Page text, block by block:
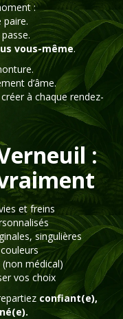
:
paire.
vous-même.
d’âme.
à chaque rendez-
:
et freins
singulières
médical)
vos choix
confiant(e),